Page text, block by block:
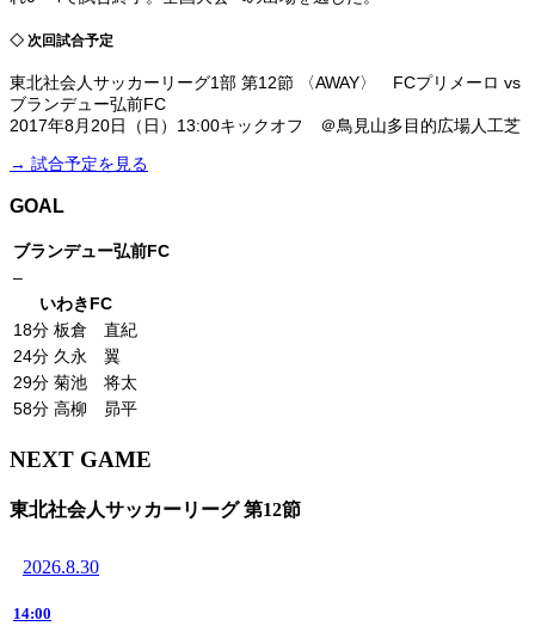
◇ 次回試合予定
東北社会人サッカーリーグ1部 第12節 〈AWAY〉 FCプリメーロ vs
ブランデュー弘前FC
2017年8月20日（日）13:00キックオフ ＠鳥見山多目的広場人工芝
→ 試合予定を見る
GOAL
ブランデュー弘前FC
–
いわきFC
18分 板倉 直紀
24分 久永 翼
29分 菊池 将太
58分 高柳 昴平
NEXT GAME
東北社会人サッカーリーグ 第12節
2026.8.30
14:00